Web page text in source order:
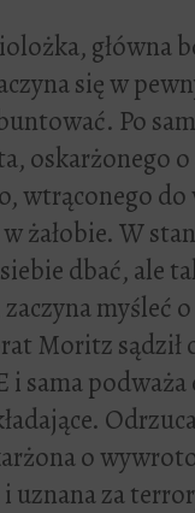
główna
się w
Po
oskarżonego o
wtrąconego do
żałobie. W
dbać, ale
myśleć
Moritz sądził
i sama
o
i uznana za